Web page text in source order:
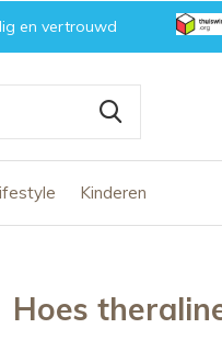
Kinderen
en vertrouwd
Hoes